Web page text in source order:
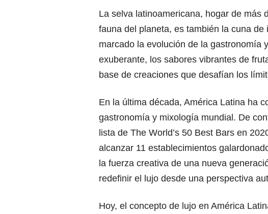
La selva latinoamericana, hogar de más
fauna del planeta, es también la cuna
marcado la evolución de la gastronomía
exuberante, los sabores vibrantes de
base de creaciones que desafían los
En la última década, América Latina ha
gastronomía y mixología mundial. De
lista de The World’s 50 Best Bars en
alcanzar 11 establecimientos
la fuerza creativa de una nueva
redefinir el lujo desde una perspectiva
Hoy, el concepto de lujo en América